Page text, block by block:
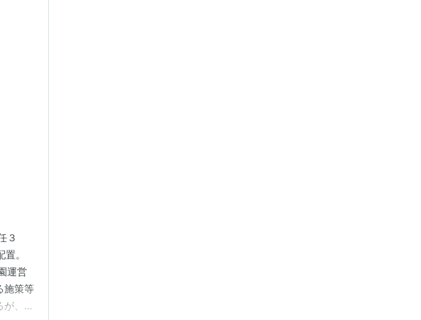
３
。
運営
施策等
、ど